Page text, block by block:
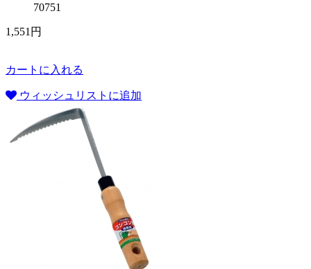
70751
1,551円
カートに入れる
ウィッシュリストに追加